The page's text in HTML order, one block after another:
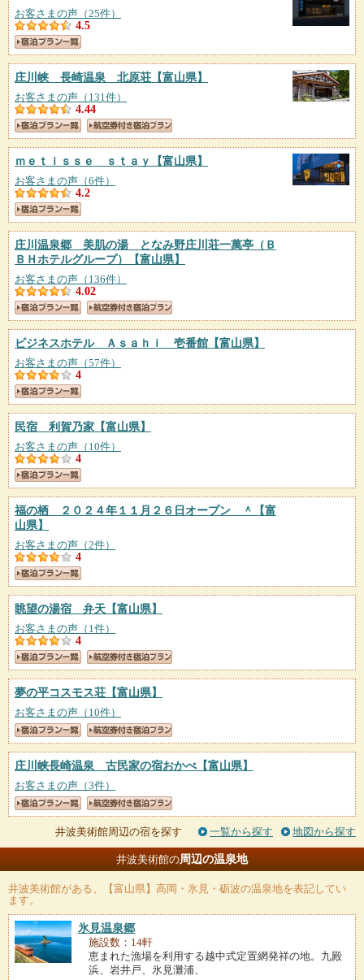
お客さまの声（25件）
4.5
庄川峡 長崎温泉 北原荘 【富山県】
お客さまの声（131件）
4.44
ｍｅｔｉｓｓｅ ｓｔａｙ 【富山県】
お客さまの声（6件）
4.2
庄川温泉郷 美肌の湯 となみ野庄川荘一萬亭（Ｂ
ＢＨホテルグループ）
【富山県】
お客さまの声（136件）
4.02
ビジネスホテル Ａｓａｈｉ 壱番館 【富山県】
お客さまの声（57件）
4
民宿 利賀乃家 【富山県】
お客さまの声（10件）
4
福の栖 ２０２４年１１月２６日オープン ＾
【富
山県】
お客さまの声（2件）
4
眺望の湯宿 弁天 【富山県】
お客さまの声（1件）
4
夢の平コスモス荘 【富山県】
お客さまの声（10件）
庄川峡長崎温泉 古民家の宿おかべ【富山県】
お客さまの声（3件）
井波美術館周辺の宿を探す 一覧から探す 地図から探す
井波美術館の周辺の温泉地
井波美術館がある、【富山県】高岡・氷見・砺波の温泉地を表記してい
ます。
氷見温泉郷
施設数：14軒
恵まれた漁場を利用する越中式定置網発祥の地。九殿
浜、岩井戸、氷見灘浦、